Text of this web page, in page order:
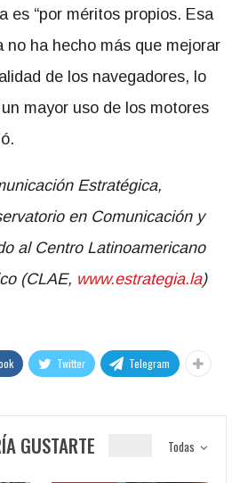
es “por méritos propios. Esa
no ha hecho más que mejorar
de los navegadores, lo
mayor uso de los motores
Estratégica,
en Comunicación y
al Centro Latinoamericano
(CLAE, www.estrategia.la)
Twitter Telegram
Todas
GUSTARTE